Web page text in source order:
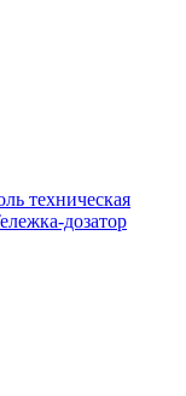
техническая
дозатор